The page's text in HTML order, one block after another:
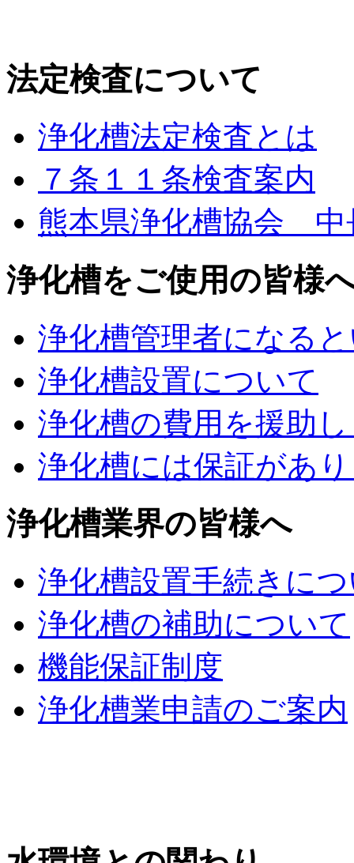
法定検査について
浄化槽法定検査とは
７条１１条検査案内
熊本県浄化槽協会 中
浄化槽をご使用の皆様
浄化槽管理者になる
浄化槽設置について
浄化槽の費用を援助
浄化槽には保証があ
浄化槽業界の皆様へ
浄化槽設置手続きに
浄化槽の補助について
機能保証制度
浄化槽業申請のご案内